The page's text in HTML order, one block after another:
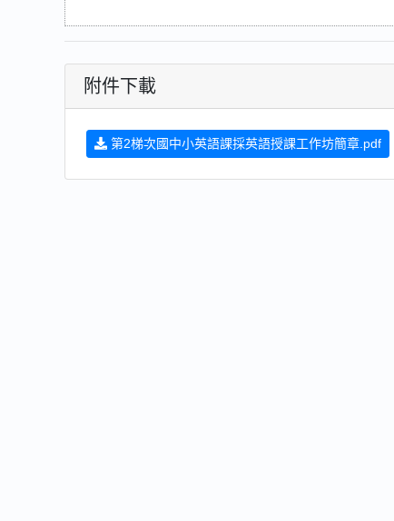
附件下載
第2梯次國中小英語課採英語授課工作坊簡章.pdf